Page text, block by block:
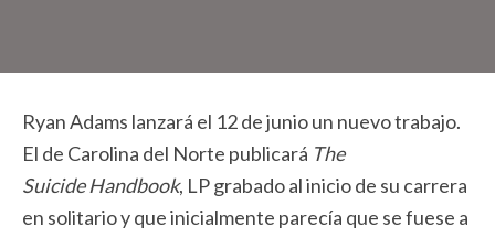
Ryan Adams lanzará el 12 de junio un nuevo trabajo.
El de Carolina del Norte publicará The
Suicide Handbook, LP grabado al inicio de su carrera
en solitario y que inicialmente parecía que se fuese a